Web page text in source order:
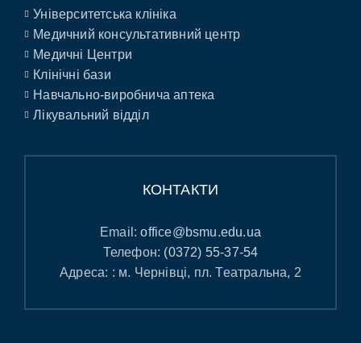
Університетська клініка
Медичний консультативний центр
Медичні Центри
Клінічні бази
Навчально-виробнича аптека
Лікувальний відділ
КОНТАКТИ
Email:office@bsmu.edu.ua
Телефон: (0372) 55-37-54
Адреса: : м. Чернівці, пл. Театральна, 2